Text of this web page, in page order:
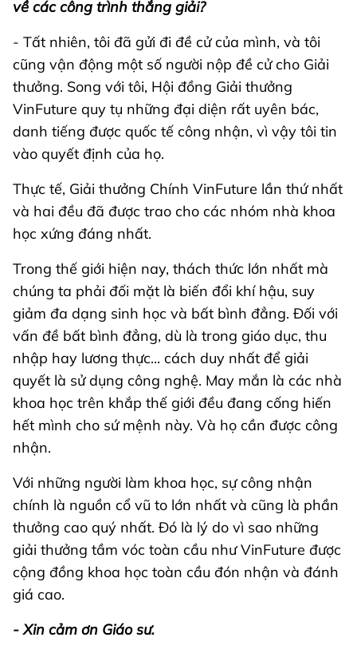
về các công trình thắng giải?
- Tất nhiên, tôi đã gửi đi đề cử của mình, và tôi
cũng vận động một số người nộp đề cử cho Giải
thưởng. Song với tôi, Hội đồng Giải thưởng
VinFuture quy tụ những đại diện rất uyên bác,
danh tiếng được quốc tế công nhận, vì vậy tôi tin
vào quyết định của họ.
Thực tế, Giải thưởng Chính VinFuture lần thứ nhất
và hai đều đã được trao cho các nhóm nhà khoa
học xứng đáng nhất.
Trong thế giới hiện nay, thách thức lớn nhất mà
chúng ta phải đối mặt là biến đổi khí hậu, suy
giảm đa dạng sinh học và bất bình đẳng. Đối với
vấn đề bất bình đẳng, dù là trong giáo dục, thu
nhập hay lương thực... cách duy nhất để giải
quyết là sử dụng công nghệ. May mắn là các nhà
khoa học trên khắp thế giới đều đang cống hiến
hết mình cho sứ mệnh này. Và họ cần được công
nhận.
Với những người làm khoa học, sự công nhận
chính là nguồn cổ vũ to lớn nhất và cũng là phần
thưởng cao quý nhất. Đó là lý do vì sao những
giải thưởng tầm vóc toàn cầu như VinFuture được
cộng đồng khoa học toàn cầu đón nhận và đánh
giá cao.
- Xin cảm ơn Giáo sư.